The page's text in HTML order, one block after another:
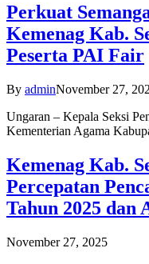
Perkuat
Kemenag Kab.
Peserta PAI Fair
By adminNovember 27,
Ungaran – Kepala Seksi
Kementerian Agama
Kemenag Kab.
Percepatan
Tahun 2025 dan
November 27, 2025